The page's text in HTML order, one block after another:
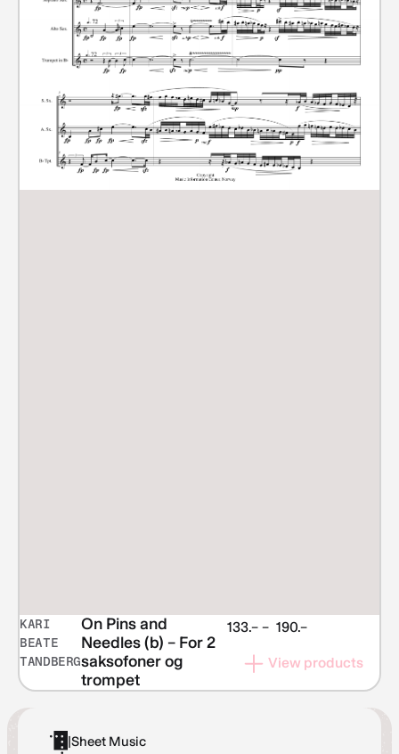
KARI
BEATE
TANDBERG
On Pins and
Needles (b) – For 2
saksofoner og
trompet
133.– – 190.–Price
NOK 133.–
through
View products
|Sheet Music